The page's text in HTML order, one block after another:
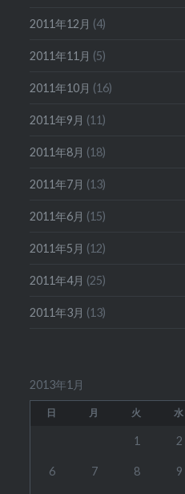
2011年12月 (4)
2011年11月 (5)
2011年10月 (16)
2011年9月 (11)
2011年8月 (18)
2011年7月 (13)
2011年6月 (15)
2011年5月 (12)
2011年4月 (25)
2011年3月 (13)
2013年1月
日 月 火 水
1 2
6 7 8 9